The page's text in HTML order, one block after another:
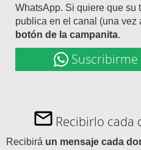
WhatsApp. Si quiere que su
publica en el canal (una vez
botón de la campanita.
Recibirlo cada
Recibirá un mensaje cada